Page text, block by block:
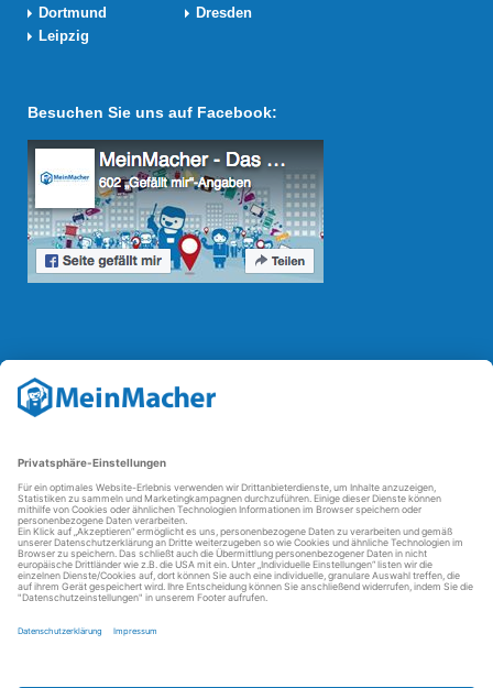
Dortmund
Dresden
Leipzig
Besuchen Sie uns auf Facebook:
Reparatur Revolution
Mit derReparatur-Revolution
Reparaturbedingungen in Deutschland: Für Produkte, die sich gut
reparierenden Betriebe und des Reparatur-Know-hows in
Deutschland.
Weitere Informationen
FAQ - häufig gestellte Fragen
Partner werden
Über uns